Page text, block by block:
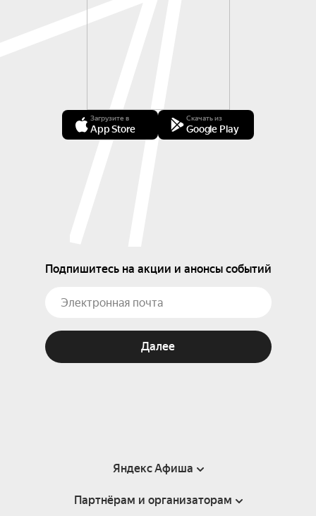
Загрузите в
App Store
Скачать из
Google Play
Подпишитесь на акции и анонсы событий
Далее
Яндекс Афиша
Справка
Партнёрам и организаторам